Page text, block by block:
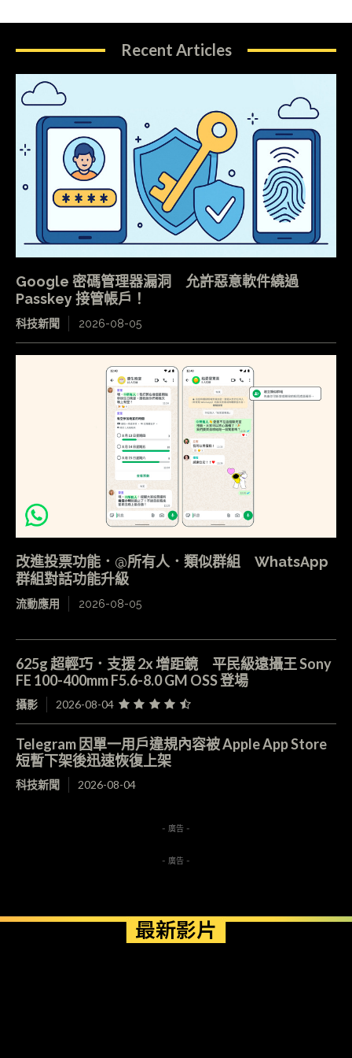
Recent Articles
Google 密碼管理器漏洞 允許惡意軟件繞過
Passkey 接管帳戶！
科技新聞 2026-08-05
改進投票功能．@所有人．類似群組 WhatsApp
群組對話功能升級
流動應用 2026-08-05
625g 超輕巧．支援 2x 增距鏡 平民級遠攝王 Sony
FE 100-400mm F5.6-8.0 GM OSS 登場
攝影 2026-08-04
Telegram 因單一用戶違規內容被 Apple App Store
短暫下架後迅速恢復上架
科技新聞 2026-08-04
- 廣告 -
- 廣告 -
最新影片